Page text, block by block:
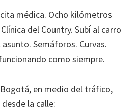
médica. Ocho kilómetros
del Country. Subí al carro
Semáforos. Curvas.
como siempre.
en medio del tráfico,
la calle: